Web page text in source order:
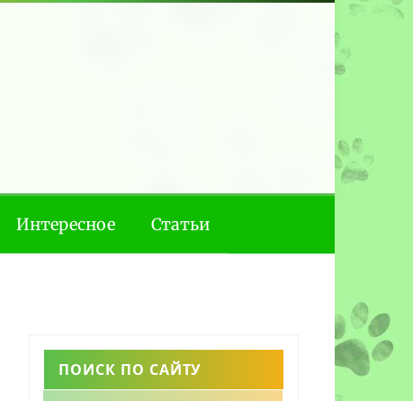
Интересное Статьи
ПОИСК ПО САЙТУ